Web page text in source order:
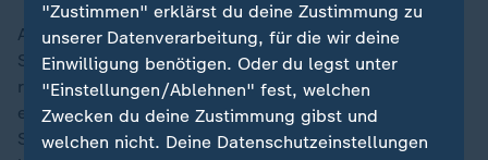
Arizona ist einer von mehreren umkämpften Swing
States, wahlentscheidenden Bundesstaaten, die mal
republikanisch, mal demokratisch wählen. Bisweilen
entscheiden nur wenige tausend Stimmen in diesen
Staaten darüber, wer die Wahlleute für sich verbuchen
"Zustimmen" erklärst du deine Zustimmung zu
unserer Datenverarbeitung, für die wir deine
Einwilligung benötigen. Oder du legst unter
"Einstellungen/Ablehnen" fest, welchen
Zwecken du deine Zustimmung gibst und
welchen nicht. Deine Datenschutzeinstellungen